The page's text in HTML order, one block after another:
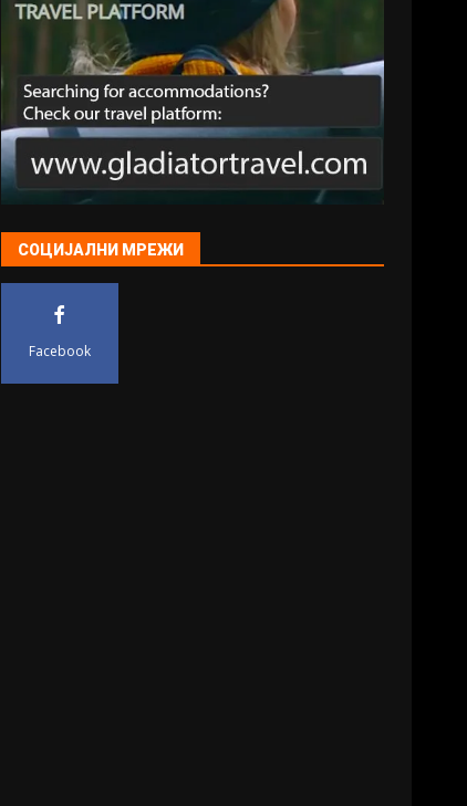
СОЦИЈАЛНИ МРЕЖИ
Facebook